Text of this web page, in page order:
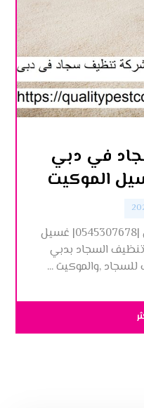
في دبي
شركة تنظيف سجاد في دبي |0545307678| غسيل
السجاد بدبي
,والموكيت ...